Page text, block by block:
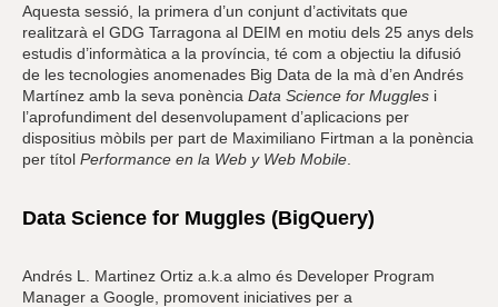
Aquesta sessió, la primera d’un conjunt d’activitats que
realitzarà el GDG Tarragona al DEIM en motiu dels 25 anys dels
estudis d’informàtica a la província, té com a objectiu la difusió
de les tecnologies anomenades Big Data de la mà d’en Andrés
Martínez amb la seva ponència Data Science for Muggles i
l’aprofundiment del desenvolupament d’aplicacions per
dispositius mòbils per part de Maximiliano Firtman a la ponència
per títol Performance en la Web y Web Mobile
Data Science for Muggles (BigQuery)
Andrés L. Martinez Ortiz a.k.a almo és Developer Program
Manager a Google, promovent iniciatives per a